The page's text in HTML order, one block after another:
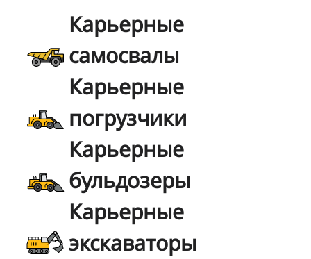
Карьерные
самосвалы
Карьерные
погрузчики
Карьерные
бульдозеры
Карьерные
экскаваторы